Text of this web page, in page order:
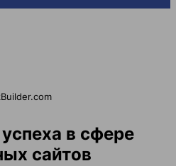
в сфере
сайтов